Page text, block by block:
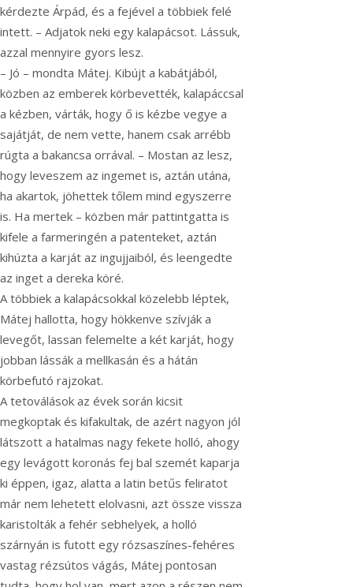
kérdezte Árpád, és a fejével a többiek felé
intett. – Adjatok neki egy kalapácsot. Lássuk,
azzal mennyire gyors lesz.
– Jó – mondta Mátej. Kibújt a kabátjából,
közben az emberek körbevették, kalapáccsal
a kézben, várták, hogy ő is kézbe vegye a
sajátját, de nem vette, hanem csak arrébb
rúgta a bakancsa orrával. – Mostan az lesz,
hogy leveszem az ingemet is, aztán utána,
ha akartok, jöhettek tőlem mind egyszerre
is. Ha mertek – közben már pattintgatta is
kifele a farmeringén a patenteket, aztán
kihúzta a karját az ingujjaiból, és leengedte
az inget a dereka köré.
A többiek a kalapácsokkal közelebb léptek,
Mátej hallotta, hogy hökkenve szívják a
levegőt, lassan felemelte a két karját, hogy
jobban lássák a mellkasán és a hátán
körbefutó rajzokat.
A tetoválások az évek során kicsit
megkoptak és kifakultak, de azért nagyon jól
látszott a hatalmas nagy fekete holló, ahogy
egy levágott koronás fej bal szemét kaparja
ki éppen, igaz, alatta a latin betűs feliratot
már nem lehetett elolvasni, azt össze vissza
karistolták a fehér sebhelyek, a holló
szárnyán is futott egy rózsaszínes-fehéres
vastag rézsútos vágás, Mátej pontosan